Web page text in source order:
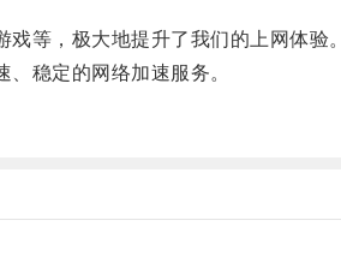
等，极大地提升了我们的上网体验。
稳定的网络加速服务。